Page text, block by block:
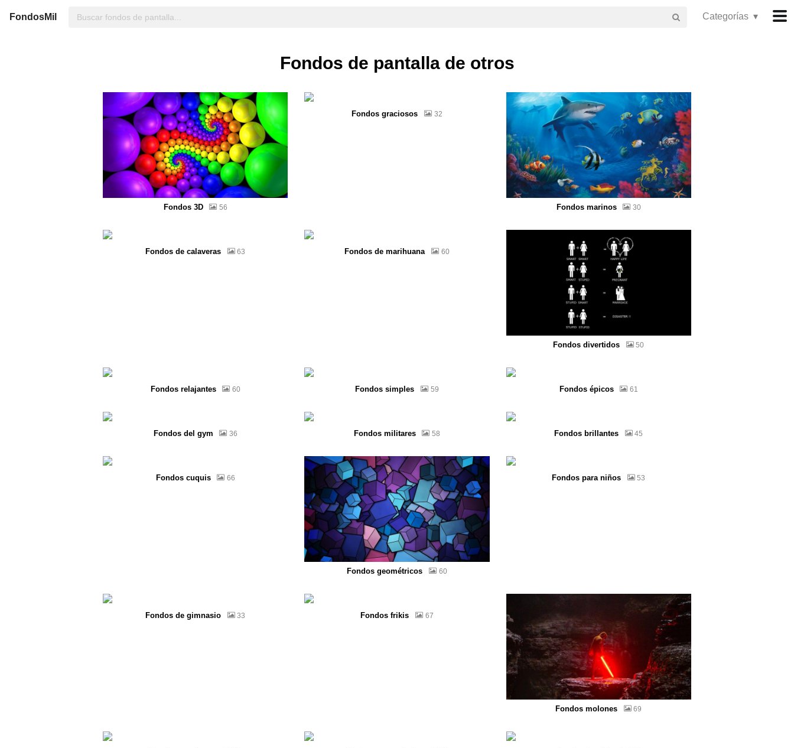
FondosMil Categorías ▾
Fondos de pantalla de otros
Fondos 3D 56
Fondos graciosos 32
Fondos marinos 30
Fondos de calaveras 63 Fondos de marihuana 60
Fondos divertidos 50
Fondos relajantes 60 Fondos simples 59 Fondos épicos 61
Fondos del gym 36 Fondos militares 58 Fondos brillantes 45
Fondos cuquis 66
Fondos geométricos 60
Fondos para niños 53
Fondos de gimnasio 33 Fondos frikis 67
Fondos molones 69